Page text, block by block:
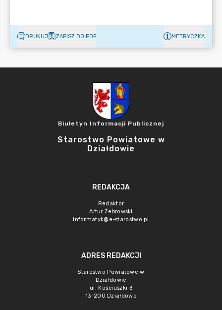
DRUKUJ ZAPISZ DO PDF METRYCZKA
Biuletyn Informacji Publicznej
Starostwo Powiatowe w
Działdowie
REDAKCJA
Redaktor
Artur Żebrowski
informatyk@e-starostwo.pl
ADRES REDAKCJI
Starostwo Powiatowe w
Działdowie
ul. Kościuszki 3
13-200 Działdowo